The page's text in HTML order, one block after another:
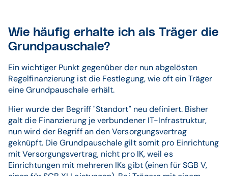
Wie häufig erhalte ich als Träger die
Grundpauschale?
Ein wichtiger Punkt gegenüber der nun abgelösten
Regelfinanzierung ist die Festlegung, wie oft ein Träger
eine Grundpauschale erhält.
Hier wurde der Begriff "Standort" neu definiert. Bisher
galt die Finanzierung je verbundener IT-Infrastruktur,
nun wird der Begriff an den Versorgungsvertrag
geknüpft. Die Grundpauschale gilt somit pro Einrichtung
mit Versorgungsvertrag, nicht pro IK, weil es
Einrichtungen mit mehreren IKs gibt (einen für SGB V,